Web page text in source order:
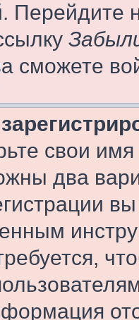
Перейдите
сможете
свои
два